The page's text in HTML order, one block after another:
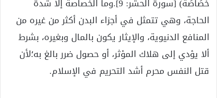
خَصَاصَةٌ) [سورة الحشر: 9].وما الخصاصة إلا شدة
الحاجة، وهي تتمثل في أجزاء البدن أكثر من غيره من
المنافع الدنيوية، والإيثار يكون بالمال وبغيره، بشرط
ألا يؤدي إلى هلاك المؤثر، أو حصول ضرر بالغ به؛لأن
قتل النفس محرم أشد التحريم في الإسلام.